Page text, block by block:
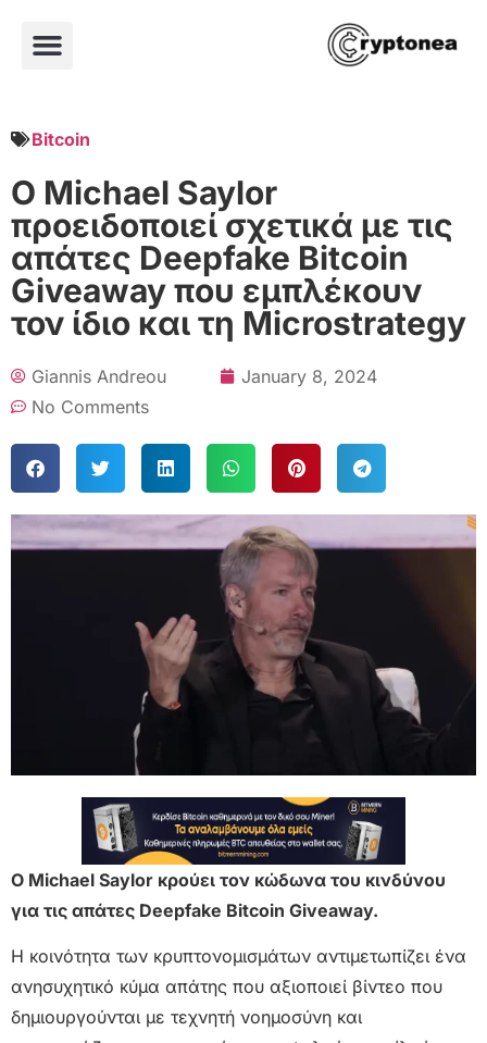
Bitcoin
Ο Michael Saylor
προειδοποιεί σχετικά με τις
απάτες Deepfake Bitcoin
Giveaway που εμπλέκουν
τον ίδιο και τη Microstrategy
Giannis Andreou
January 8, 2024
No Comments
Ο Michael Saylor κρούει τον κώδωνα του κινδύνου
για τις απάτες Deepfake Bitcoin Giveaway.
Η κοινότητα των κρυπτονομισμάτων αντιμετωπίζει ένα
ανησυχητικό κύμα απάτης που αξιοποιεί βίντεο που
δημιουργούνται με τεχνητή νοημοσύνη και